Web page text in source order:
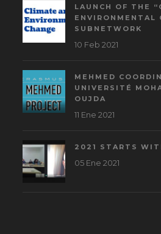
LAUNCH OF THE
ENVIRONMENTAL
SUBNETWORK
10 Feb 2021
MEHMED
UNIVERSITÉ
OUJDA
11 Ene 2021
2021 STARTS
05 Ene 2021